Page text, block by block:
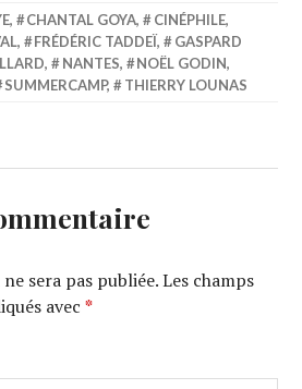
, CHANTAL GOYA, CINÉPHILE,
, FRÉDÉRIC TADDEÏ,
GASPARD
, NANTES, NOËL GODIN,
SUMMERCAMP, THIERRY LOUNAS
sera pas publiée. Les champs
avec*